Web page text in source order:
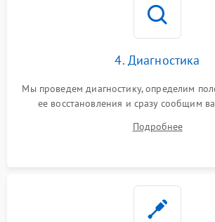
4. Диагностика
Мы проведем диагностику, определим
ее восстановления и сразу сообщим
Подробнее